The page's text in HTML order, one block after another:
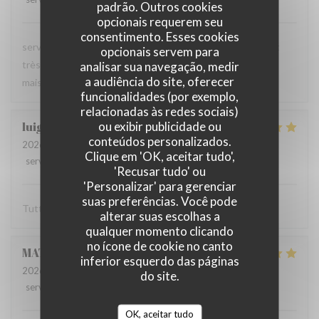
padrão. Outros cookies
opcionais requerem seu
consentimento. Esses cookies
opcionais servem para
analisar sua navegação, medir
a audiência do site, oferecer
funcionalidades (por exemplo,
relacionadas às redes sociais)
ou exibir publicidade ou
conteúdos personalizados.
Clique em 'OK, aceitar tudo',
'Recusar tudo' ou
'Personalizar' para gerenciar
suas preferências. Você pode
alterar suas escolhas a
qualquer momento clicando
no ícone de cookie no canto
inferior esquerdo das páginas
do site.
OK, aceitar tudo
serveur très agréable, les plats sont bien servis et surtout
très bons. Mention spéciale pour la mousse au chocolat
maison !
luigi
2026-06-07
- 14:30 - guests 2
service
ambience :5/5 menu:5/5 quality_price
Tutto molto buono. Carbonade buonissima
MATHIEU M
2026-06-07
- 19:00 - guests 2
service